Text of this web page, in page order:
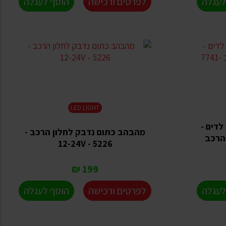
-
הרכב
לעגלה
LED LIGHT
מהבהב כתום נדבק לחלון הרכב -
5226 - 12-24V
199 ₪
לפרטים ורכישה
הוסף לעגלה